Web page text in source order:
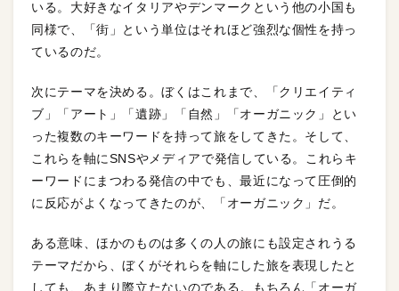
いる。大好きなイタリアやデンマークという他の小国も
同様で、「街」という単位はそれほど強烈な個性を持っ
ているのだ。
次にテーマを決める。ぼくはこれまで、「クリエイティ
ブ」「アート」「遺跡」「自然」「オーガニック」とい
った複数のキーワードを持って旅をしてきた。そして、
これらを軸にSNSやメディアで発信している。これらキ
ーワードにまつわる発信の中でも、最近になって圧倒的
に反応がよくなってきたのが、「オーガニック」だ。
ある意味、ほかのものは多くの人の旅にも設定されうる
テーマだから、ぼくがそれらを軸にした旅を表現したと
しても、あまり際立たないのである。もちろん「オーガ